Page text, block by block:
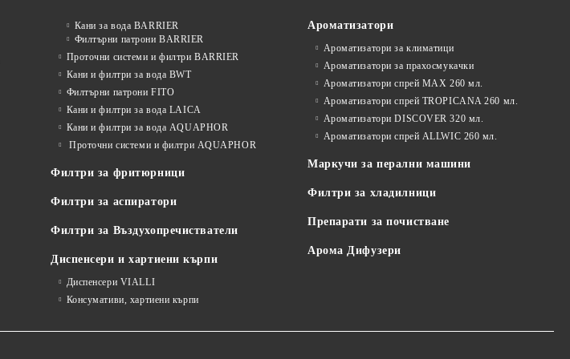
Кани за вода BARRIER
Филтърни патрони BARRIER
Проточни системи и филтри BARRIER
Кани и филтри за вода BWT
Филтърни патрони FITO
Кани и филтри за вода LAICA
Кани и филтри за вода AQUAPHOR
Проточни системи и филтри AQUAPHOR
Филтри за фритюрници
Филтри за аспиратори
Филтри за Въздухопречистватели
Диспенсери и хартиени кърпи
Диспенсери VIALLI
Консумативи, хартиени кърпи
Ароматизатори
Ароматизатори за климатици
Ароматизатори за прахосмукачки
Ароматизатори спрей MAX 260 мл.
Ароматизатори спрей TROPICANA 260 мл.
Ароматизатори DISCOVER 320 мл.
Ароматизатори спрей ALLWIC 260 мл.
Маркучи за перални машини
Филтри за хладилници
Препарати за почистване
Арома Дифузери